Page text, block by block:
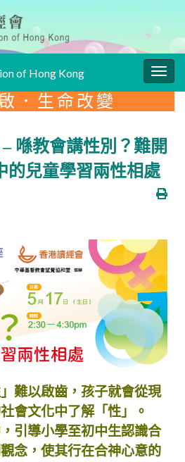
of Hong Kong
．生命改變
喺教會講性別？難開
的兒童學習兩性相處
難以啟齒，孩子就會從現
會文化中了解「性」。
引導小學至初中生認識合
念，使其行在合神心意的